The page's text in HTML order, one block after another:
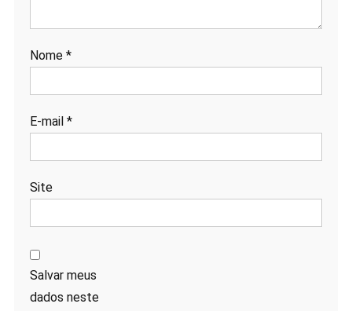
Nome *
E-mail *
Site
Salvar meus
dados neste